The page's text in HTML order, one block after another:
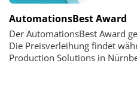
AutomationsBest Award
Der AutomationsBest Award
Die Preisverleihung findet
Production Solutions in